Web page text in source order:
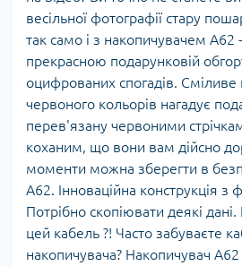
весільної фотографії стару
так само і з накопичувачем А62
прекрасною подарунковій
оцифрованих спогадів. Сміливе
червоного кольорів нагадує
перев'язану червоними
коханим, що вони вам дійсно
моменти можна зберегти в
А62. Інноваційна конструкція з
Потрібно скопіювати деякі
цей кабель ?! Часто забуваєте
накопичувача? Накопичувач А62